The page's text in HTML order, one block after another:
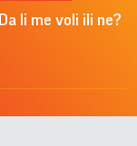
Da li me voli ili ne?